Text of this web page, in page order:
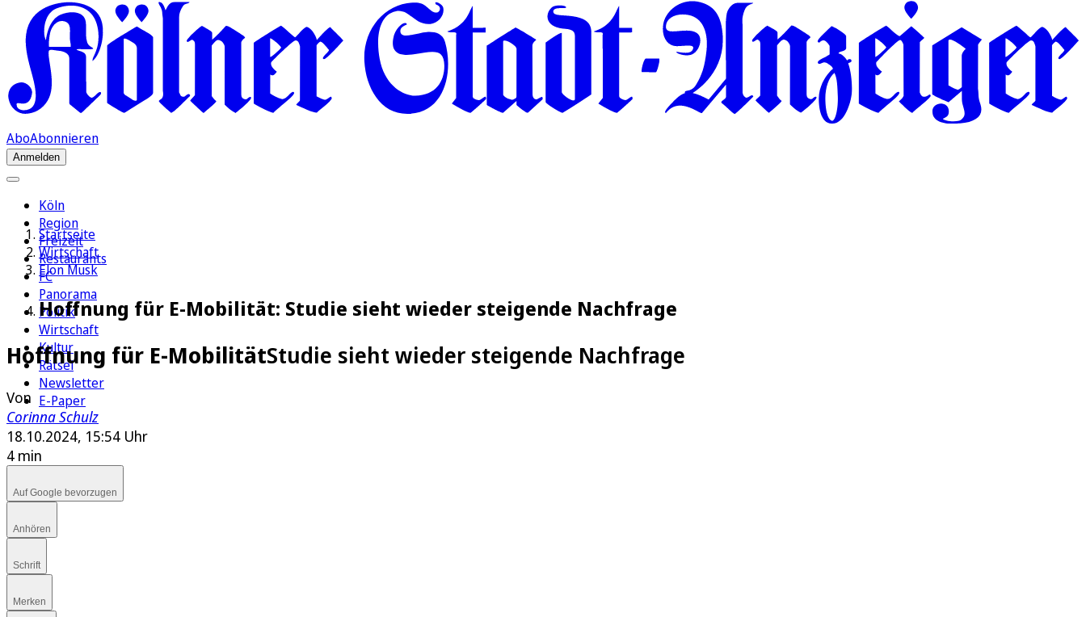
AboAbonnieren
Anmelden
Köln
Region
Freizeit
Restaurants
FC
Panorama
Politik
Wirtschaft
Kultur
Rätsel
Newsletter
E-Paper
Startseite
Wirtschaft
Elon Musk
Hoffnung für E-Mobilität: Studie sieht wieder steigende Nachfrage
Hoffnung für E-MobilitätStudie sieht wieder steigende Nachfrage
Von
Corinna Schulz
18.10.2024, 15:54 Uhr
4 min
Auf Google bevorzugen
Anhören
Schrift
Merken